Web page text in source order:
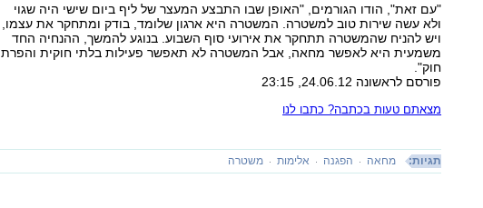
"עם זאת", הודו הגורמים, "האופן שבו התבצע המעצר של ליף ביום שישי היה שגוי
ולא עשה שירות טוב למשטרה. המשטרה היא ארגון שלומד, בודק ומתחקר את עצמו,
ויש להניח שהמשטרה תתחקר את אירועי סוף השבוע. בנוגע להמשך, ההנחיה החד
משמעית היא לאפשר מחאה, אבל המשטרה לא תאפשר פעילות בלתי חוקית והפרת
חוק".
פורסם לראשונה 24.06.12, 23:15
מצאתם טעות בכתבה? כתבו לנו
תגיות: מחאה הפגנה אלימות משטרה